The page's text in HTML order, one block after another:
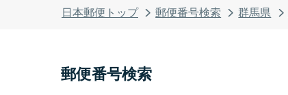
日本郵便トップ 郵便番号検索 群馬県
郵便番号検索